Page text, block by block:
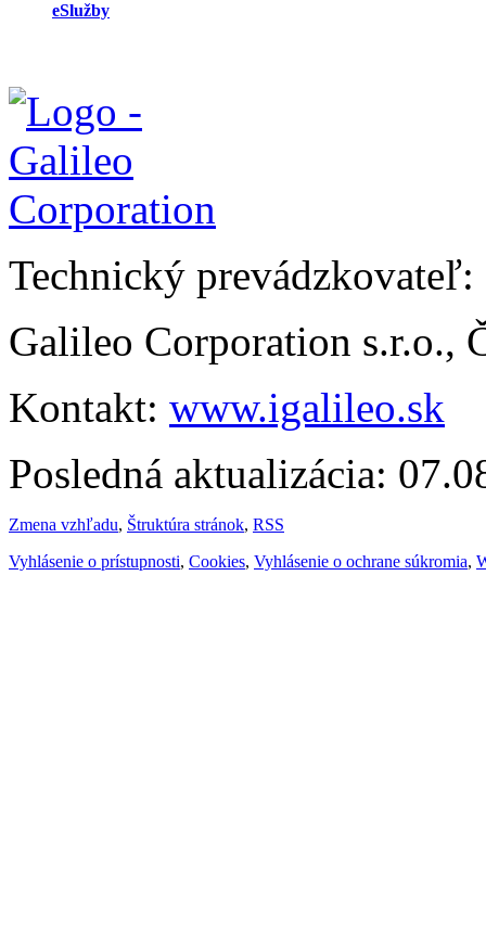
eSlužby
Technický prevádzkovateľ:
Galileo Corporation s.r.o.,
Kontakt: www.igalileo.sk
Posledná aktualizácia:
Zmena vzhľadu, Štruktúra stránok, RSS
Vyhlásenie o prístupnosti, Cookies, Vyhlásenie o ochrane súkromia,